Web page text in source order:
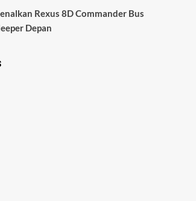
Rexus 8D Commander Bus
Depan